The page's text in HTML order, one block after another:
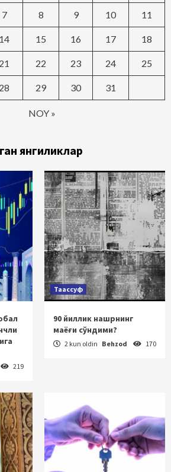
NOY »
7 8 9 10 11
14 15 16 17 18
21 22 23 24 25
28 29 30 31
янгиликлар
219
Таассуф
90 йиллик нашрнинг
маёғи сўндими?
2 kun oldin Behzod 170